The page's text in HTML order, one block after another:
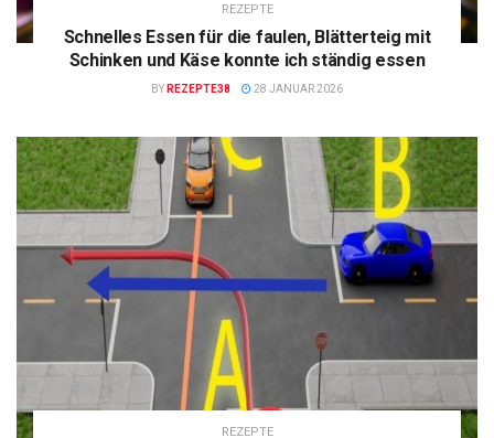
REZEPTE
Schnelles Essen für die faulen, Blätterteig mit
Schinken und Käse konnte ich ständig essen
BY REZEPTE38 28 JANUAR 2026
REZEPTE